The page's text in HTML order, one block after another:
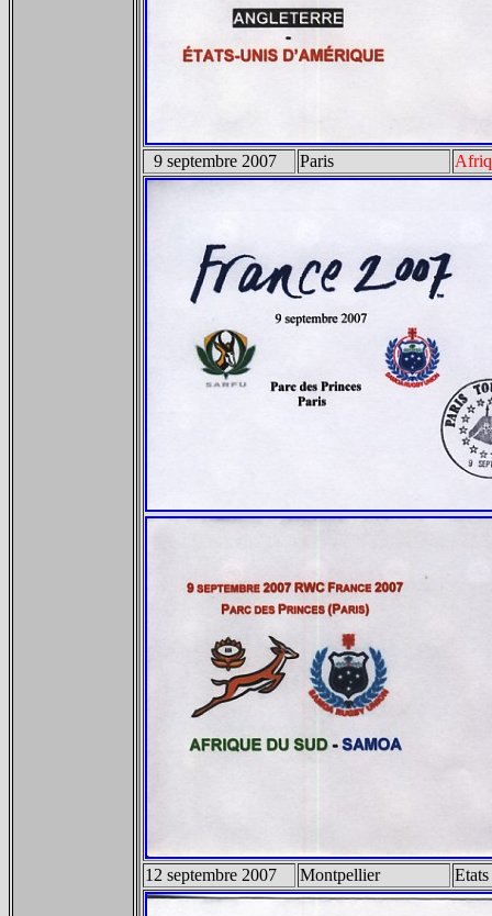
9 septembre 2007 Paris
12 septembre 2007 Montpellier